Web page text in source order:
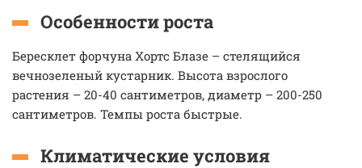
Особенности роста
Бересклет форчуна Хортс Блазе – стелящийся
вечнозеленый кустарник. Высота взрослого
растения – 20-40 сантиметров, диаметр – 200-250
сантиметров. Темпы роста быстрые.
Климатические условия